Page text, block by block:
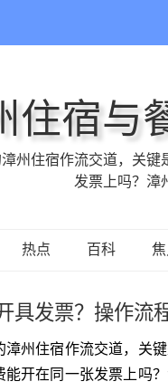
住宿与
州住宿作流交道，关
发票上吗？漳
热点 百科
具发票？操作流
州住宿作流交道，关
开在同一张发票上吗